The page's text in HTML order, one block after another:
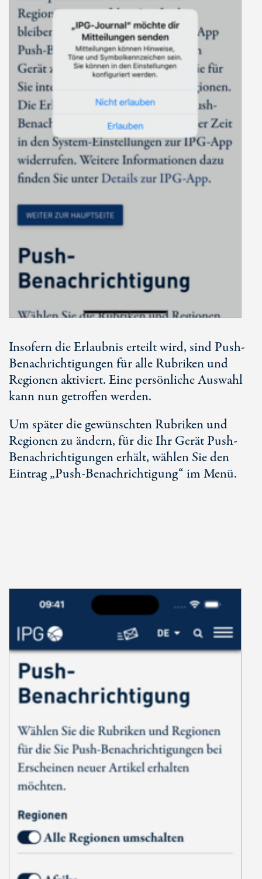
Insofern die Erlaubnis erteilt wird, sind Push-
Benachrichtigungen für alle Rubriken und
Regionen aktiviert. Eine persönliche Auswahl
kann nun getroffen werden.
Um später die gewünschten Rubriken und
Regionen zu ändern, für die Ihr Gerät Push-
Benachrichtigungen erhält, wählen Sie den
Eintrag „Push-Benachrichtigung“ im Menü.